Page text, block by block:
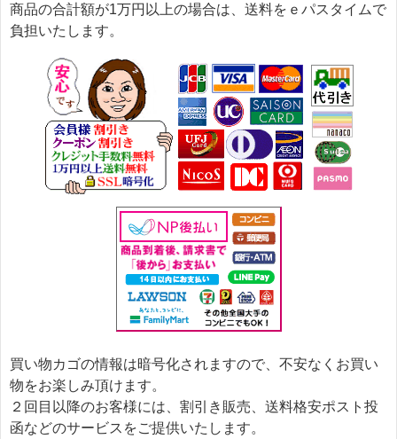
商品の合計額が1万円以上の場合は、送料をｅパスタイムで
負担いたします。
買い物カゴの情報は暗号化されますので、不安なくお買い
物をお楽しみ頂けます。
２回目以降のお客様には、割引き販売、送料格安ポスト投
函などのサービスをご提供いたします。